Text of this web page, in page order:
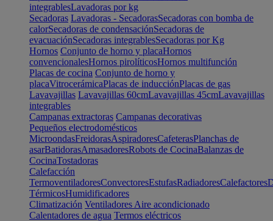
integrablesLavadoras por kg
Secadoras Lavadoras - SecadorasSecadoras con bomba de
calorSecadoras de condensaciónSecadoras de
evacuaciónSecadoras integrablesSecadoras por Kg
Hornos Conjunto de horno y placaHornos
convencionalesHornos pirolíticosHornos multifunción
Placas de cocina Conjunto de horno y
placaVitrocerámicaPlacas de inducciónPlacas de gas
Lavavajillas Lavavajillas 60cmLavavajillas 45cmLavavajillas
integrables
Campanas extractoras Campanas decorativas
Pequeños electrodomésticos
MicroondasFreidorasAspiradoresCafeterasPlanchas de
asarBatidorasAmasadoresRobots de CocinaBalanzas de
CocinaTostadoras
Calefacción
TermoventiladoresConvectoresEstufasRadiadoresCalefactores
TérmicosHumidificadores
Climatización Ventiladores Aire acondicionado
Calentadores de agua Termos eléctricos